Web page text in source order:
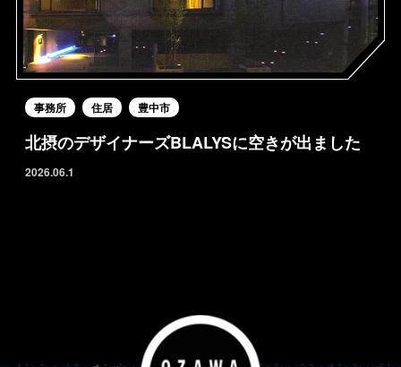
事務所 住居 豊中市
北摂のデザイナーズBLALYSに空きが出ました
2026.06.1